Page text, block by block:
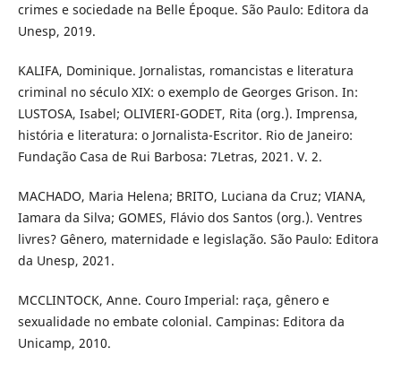
crimes e sociedade na Belle Époque. São Paulo: Editora da
Unesp, 2019.
KALIFA, Dominique. Jornalistas, romancistas e literatura
criminal no século XIX: o exemplo de Georges Grison. In:
LUSTOSA, Isabel; OLIVIERI-GODET, Rita (org.). Imprensa,
história e literatura: o Jornalista-Escritor. Rio de Janeiro:
Fundação Casa de Rui Barbosa: 7Letras, 2021. V. 2.
MACHADO, Maria Helena; BRITO, Luciana da Cruz; VIANA,
Iamara da Silva; GOMES, Flávio dos Santos (org.). Ventres
livres? Gênero, maternidade e legislação. São Paulo: Editora
da Unesp, 2021.
MCCLINTOCK, Anne. Couro Imperial: raça, gênero e
sexualidade no embate colonial. Campinas: Editora da
Unicamp, 2010.